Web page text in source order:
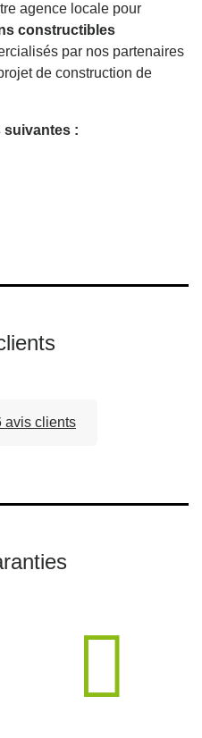
agence locale pour
constructibles
par nos partenaires
de construction de
suivantes :
avis clients